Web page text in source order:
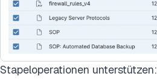
Stapeloperationen unterstützen: